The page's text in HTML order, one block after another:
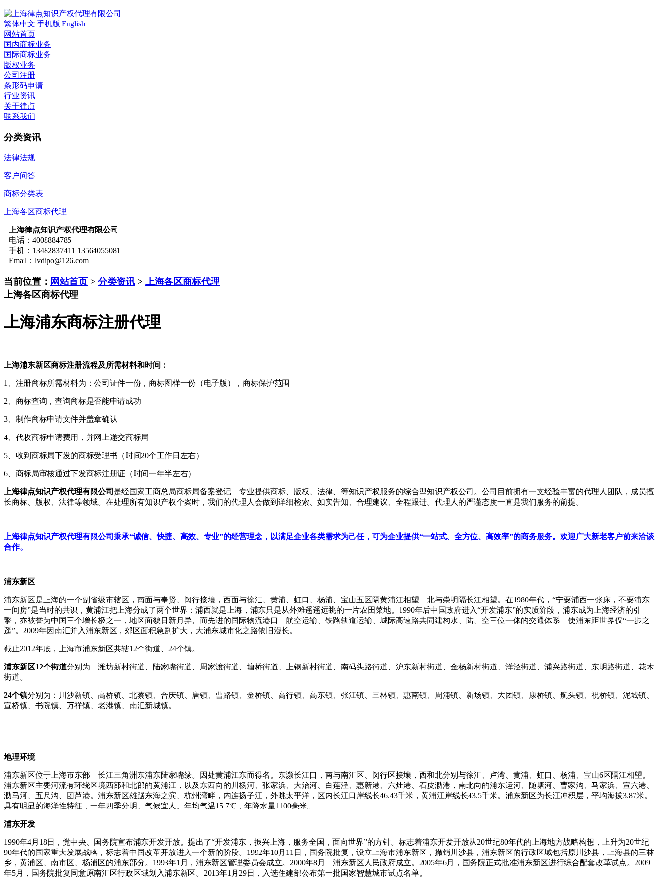
繁体中文|手机版|English
网站首页
国内商标业务
国际商标业务
版权业务
公司注册
条形码申请
行业资讯
关于律点
联系我们
分类资讯
法律法规
客户问答
商标分类表
上海各区商标代理
上海律点知识产权代理有限公司
电话：4008884785
手机：13482837411 13564055081
Email：lvdipo@126.com
当前位置： 网站首页 > 分类资讯 > 上海各区商标代理
上海各区商标代理
上海浦东商标注册代理
上海浦东新区商标注册流程及所需材料和时间：
1、 注册商标所需材料为：公司证件一份，商标图样一份（电子版），商标保护范围
2、 商标查询，查询商标是否能申请成功
3、 制作商标申请文件并盖章确认
4、 代收商标申请费用，并网上递交商标局
5、 收到商标局下发的商标受理书（时间20个工作日左右）
6、 商标局审核通过下发商标注册证（时间一年半左右）
上海律点知识产权代理有限公司 是经国家工商总局商标局备案登记，专业提供商标、版权、法律、等知识产权服务的综合型知识产权公司。公司目前拥有一支经验丰富的代理人团队，成员擅
长商标、版权、法律等领域。在处理所有知识产权个案时，我们的代理人会做到详细检索、如实告知、合理建议、全程跟进。代理人的严谨态度一直是我们服务的前提。
上海律点知识产权代理有限公司秉承“诚信、快捷、高效、专业”的经营理念，以满足企业各类需求为己任，可为企业提供“一站式、全方位、高效率”的商务服务。欢迎广大新老客户前来洽谈
合作。
浦东新区
浦东新区是上海的一个副省级市辖区，南面与奉贤、闵行接壤，西面与徐汇、黄浦、虹口、杨浦、宝山五区隔黄浦江相望，北与崇明隔长江相望。在1980年代，“宁要浦西一张床，不要浦东
一间房”是当时的共识，黄浦江把上海分成了两个世界：浦西就是上海，浦东只是从外滩遥遥远眺的一片农田菜地。 1990年后中国政府进入“开发浦东”的实质阶段，浦东成为上海经济的引
擎，亦被誉为中国三个增长极之一，地区面貌日新月异。而先进的国际物流港口，航空运输、铁路轨道运输、城际高速路共同建构水、陆、空三位一体的交通体系，使浦东距世界仅“一步之
遥”。 2009年因南汇并入浦东新区，郊区面积急剧扩大，大浦东城市化之路依旧漫长。
截止2012年底，上海市浦东新区共辖12个街道、 24个镇。
浦东新区12个街道分别为：潍坊新村街道、陆家嘴街道、周家渡街道、塘桥街道、上钢新村街道、南码头路街道、沪东新村街道、金杨新村街道、洋泾街道、浦兴路街道、东明路街道、花木
街道。
24个镇分别为：川沙新镇、高桥镇、北蔡镇、合庆镇、唐镇、曹路镇、金桥镇、高行镇、高东镇、张江镇、三林镇、惠南镇、周浦镇、新场镇、大团镇、康桥镇、航头镇、祝桥镇、泥城镇、
宣桥镇、书院镇、万祥镇、老港镇、南汇新城镇。
地理环境
浦东新区位于上海市东部，长江三角洲东浦东陆家嘴缘。因处黄浦江东而得名。 东濒长江口，南与南汇区、闵行区接壤，西和北分别与徐汇、卢湾、黄浦、虹口、杨浦、宝山6区隔江相望。
浦东新区主要河流有环绕区境西部和北部的黄浦江，以及东西向的川杨河、张家浜、大治河、白莲泾、惠新港、六灶港、石皮泐港，南北向的浦东运河、随塘河、曹家沟、马家浜、宣六港、
泐马河、五尺沟、团芦港。 浦东新区雄踞东海之滨、杭州湾畔，内连扬子江，外眺太平洋，区内长江口岸线长46.43千米，黄浦江岸线长43.5千米。 浦东新区为长江冲积层，平均海拔3.87米。
具有明显的海洋性特征，一年四季分明、气候宜人。年均气温15.7℃，年降水量1100毫米。
浦东开发
1990年4月 18日 ，党中央、国务院宣布浦东开发开放。提出了“开发浦东，振兴上海，服务全国，面向世界”的方针。标志着浦东开发开放从20世纪80年代的上海地方战略构想，上升为20世纪
90年代的国家重大发展战略，标志着中国改革开放进入一个新的阶段。 1992年10月 11 日
，国务院批复，设立上海市浦东新区，撤销川沙县，浦东新区的行政区域包括原川沙县，上海县的三林
乡，黄浦区、南市区、杨浦区的浦东部分。 1993年1 月，浦东新区管理委员会成立。 2000年8月，浦东新区人民政府成立。 2005年6月，国务院正式批准浦东新区进行综合配套改革试点。 2009
年5月，国务院批复同意原南汇区行政区域划入浦东新区。 2013年1 月 29日 ，入选住建部公布第一批国家智慧城市试点名单。